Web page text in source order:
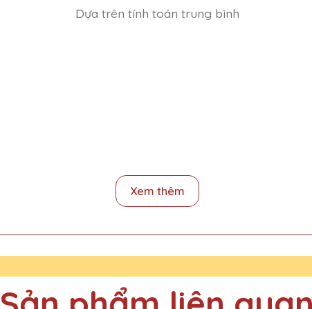
Dựa trên tính toán trung bình
Xem thêm